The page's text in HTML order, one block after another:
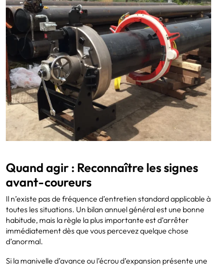
Quand agir : Reconnaître les signes
avant-coureurs
Il n’existe pas de fréquence d’entretien standard applicable à
toutes les situations. Un bilan annuel général est une bonne
habitude, mais la règle la plus importante est d’arrêter
immédiatement dès que vous percevez quelque chose
d’anormal.
Si la manivelle d’avance ou l’écrou d’expansion présente une